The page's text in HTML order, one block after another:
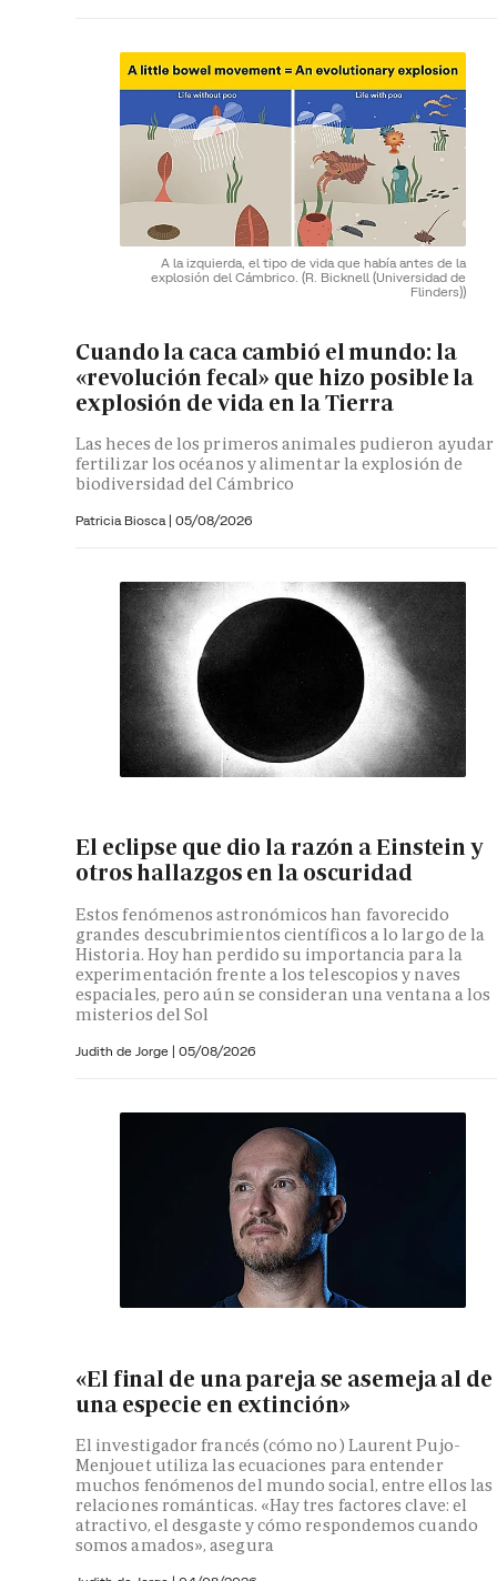
A la izquierda, el tipo de vida que había antes de la
explosión del Cámbrico. (R. Bicknell (Universidad de
Flinders))
Cuando la caca cambió el mundo: la
«revolución fecal» que hizo posible la
explosión de vida en la Tierra
Las heces de los primeros animales pudieron ayudar
fertilizar los océanos y alimentar la explosión de
biodiversidad del Cámbrico
Patricia Biosca | 05/08/2026
El eclipse que dio la razón a Einstein y
otros hallazgos en la oscuridad
Estos fenómenos astronómicos han favorecido
grandes descubrimientos científicos a lo largo de la
Historia. Hoy han perdido su importancia para la
experimentación frente a los telescopios y naves
espaciales, pero aún se consideran una ventana a los
misterios del Sol
Judith de Jorge | 05/08/2026
«El final de una pareja se asemeja al de
una especie en extinción»
El investigador francés (cómo no) Laurent Pujo-
Menjouet utiliza las ecuaciones para entender
muchos fenómenos del mundo social, entre ellos las
relaciones románticas. «Hay tres factores clave: el
atractivo, el desgaste y cómo respondemos cuando
somos amados», asegura